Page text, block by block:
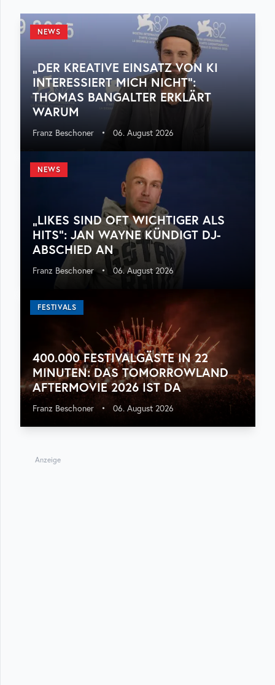
NEWS
„DER KREATIVE EINSATZ VON KI
INTERESSIERT MICH NICHT“:
THOMAS BANGALTER ERKLÄRT
WARUM
Franz Beschoner • 06. August 2026
NEWS
„LIKES SIND OFT WICHTIGER ALS
HITS“: JAN WAYNE KÜNDIGT DJ-
ABSCHIED AN
Franz Beschoner • 06. August 2026
FESTIVALS
400.000 FESTIVALGÄSTE IN 22
MINUTEN: DAS TOMORROWLAND
AFTERMOVIE 2026 IST DA
Franz Beschoner • 06. August 2026
Anzeige